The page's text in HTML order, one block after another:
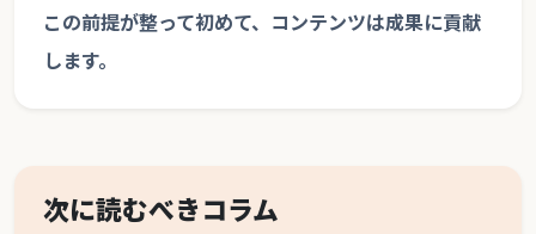
この前提が整って初めて、コンテンツは成果に貢献
します。
次に読むべきコラム